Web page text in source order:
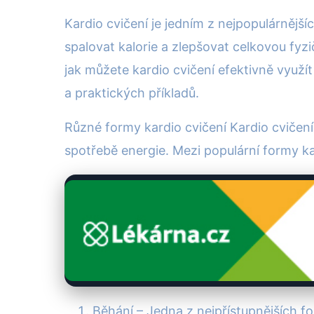
Kardio cvičení je jedním z
spalovat kalorie a zlepšovat celkovou
jak můžete kardio cvičení efektivně
a praktických příkladů.
Různé formy kardio cvičení Kardio
spotřebě energie. Mezi populární formy
Běhání – Jedna z nejpřístupnějších